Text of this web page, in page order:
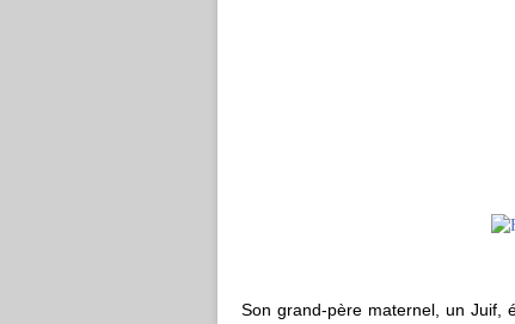
Son grand-père maternel, un Juif,